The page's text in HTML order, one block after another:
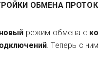
ОБМЕНА
новый режим обмена с
. Теперь с